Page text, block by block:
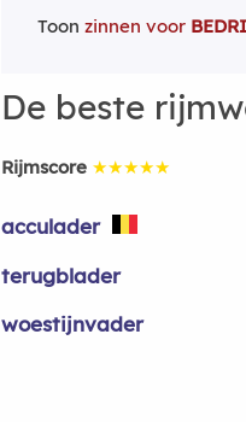
Toon zinnen voor
De beste
Rijmscore ★★★★★
acculader
terugblader
woestijnvader